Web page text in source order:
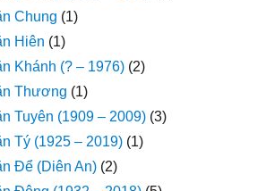
Chung (1)
Hiên (1)
Khánh (? – 1976) (2)
Thương (1)
Tuyên (1909 – 2009) (3)
Tý (1925 – 2019) (1)
Để (Diên An) (2)